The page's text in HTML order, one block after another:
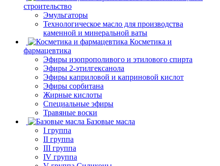
строительство
Эмульгаторы
Технологическое масло для производства
каменной и минеральной ваты
Косметика и
фармацевтика
Эфиры изопрополивого и этилового спирта
Эфиры 2-этилгексанола
Эфиры каприловой и каприновой кислот
Эфиры сорбитана
Жирные кислоты
Специальные эфиры
Травяные воски
Базовые масла
I группа
II группа
III группа
IV группа